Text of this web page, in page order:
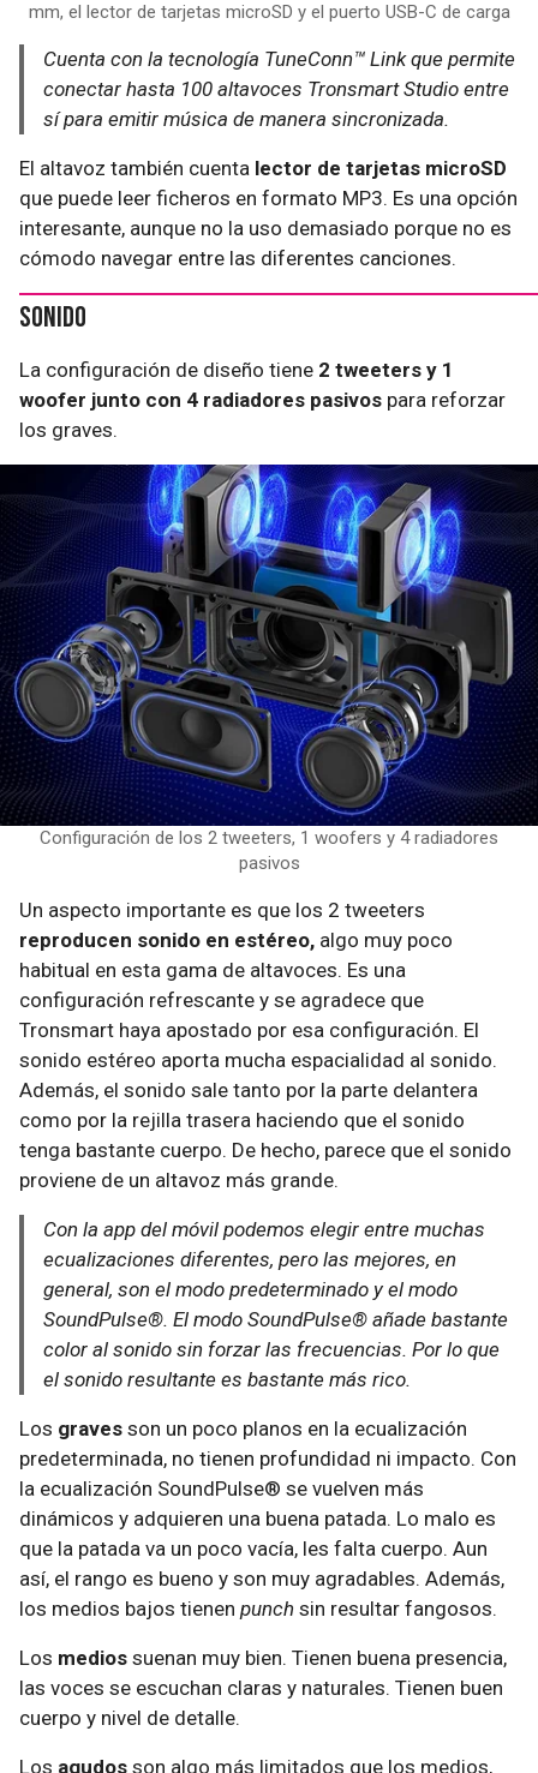
mm, el lector de tarjetas microSD y el puerto USB-C de carga
Cuenta con la tecnología TuneConn™ Link que permite
conectar hasta 100 altavoces Tronsmart Studio entre
sí para emitir música de manera sincronizada.
El altavoz también cuenta lector de tarjetas microSD
que puede leer ficheros en formato MP3. Es una opción
interesante, aunque no la uso demasiado porque no es
cómodo navegar entre las diferentes canciones.
Sonido
La configuración de diseño tiene 2 tweeters y 1
woofer junto con 4 radiadores pasivos para reforzar
los graves.
Configuración de los 2 tweeters, 1 woofers y 4 radiadores
pasivos
Un aspecto importante es que los 2 tweeters
reproducen sonido en estéreo, algo muy poco
habitual en esta gama de altavoces. Es una
configuración refrescante y se agradece que
Tronsmart haya apostado por esa configuración. El
sonido estéreo aporta mucha espacialidad al sonido.
Además, el sonido sale tanto por la parte delantera
como por la rejilla trasera haciendo que el sonido
tenga bastante cuerpo. De hecho, parece que el sonido
proviene de un altavoz más grande.
Con la app del móvil podemos elegir entre muchas
ecualizaciones diferentes, pero las mejores, en
general, son el modo predeterminado y el modo
SoundPulse®. El modo SoundPulse® añade bastante
color al sonido sin forzar las frecuencias. Por lo que
el sonido resultante es bastante más rico.
Los graves son un poco planos en la ecualización
predeterminada, no tienen profundidad ni impacto. Con
la ecualización SoundPulse® se vuelven más
dinámicos y adquieren una buena patada. Lo malo es
que la patada va un poco vacía, les falta cuerpo. Aun
así, el rango es bueno y son muy agradables. Además,
los medios bajos tienen punch sin resultar fangosos.
Los medios suenan muy bien. Tienen buena presencia,
las voces se escuchan claras y naturales. Tienen buen
cuerpo y nivel de detalle.
Los agudos son algo más limitados que los medios,